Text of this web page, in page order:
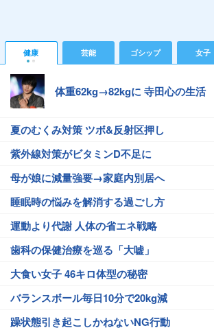
健康 芸能 ゴシップ 女子
体重62kg→82kgに 寺田心の生活
夏のむくみ対策 ツボ&反射区押し
紫外線対策がビタミンD不足に
母が娘に減量強要→家庭内別居へ
睡眠時の悩みを解消する過ごし方
運動より代謝 人体の省エネ戦略
歯科の保健治療を巡る「大嘘」
大食い女子 46キロ体型の秘密
バランスボール毎日10分で20kg減
躁状態引き起こしかねないNG行動